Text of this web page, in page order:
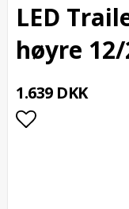
LED
høyre
1.639 DKK